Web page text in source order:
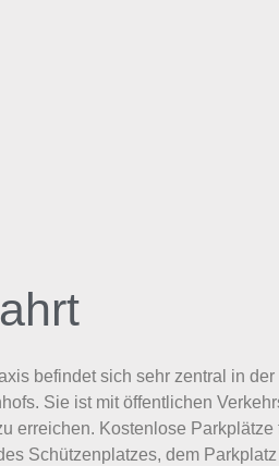
befindet sich sehr zentral in
Sie ist mit öffentlichen
erreichen. Kostenlose
Schützenplatzes, dem